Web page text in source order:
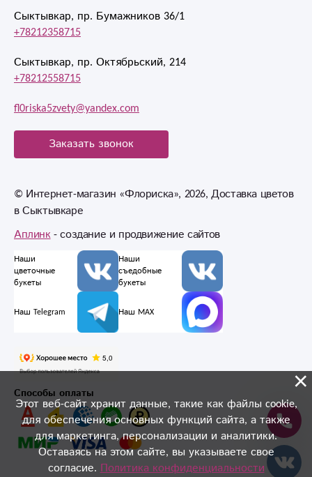
Этот веб-сайт хранит данные, такие как файлы cookie,
для обеспечения основных функций сайта, а также
для маркетинга, персонализации и аналитики.
Оставаясь на этом сайте, вы указываете свое
согласие.Политика конфиденциальности
×
Сыктывкар, пр. Бумажников 36/1
+78212358715
Сыктывкар, пр. Октябрьский, 214
+78212558715
fl0riska5zvety@yandex.com
Заказать звонок
© Интернет-магазин «Флориска», 2026, Доставка цветов
в Сыктывкаре
Аплинк- создание и продвижение сайтов
Наши
цветочные
букеты
Наши
съедобные
букеты
Наш Telegram Наш MAX
Способы оплаты